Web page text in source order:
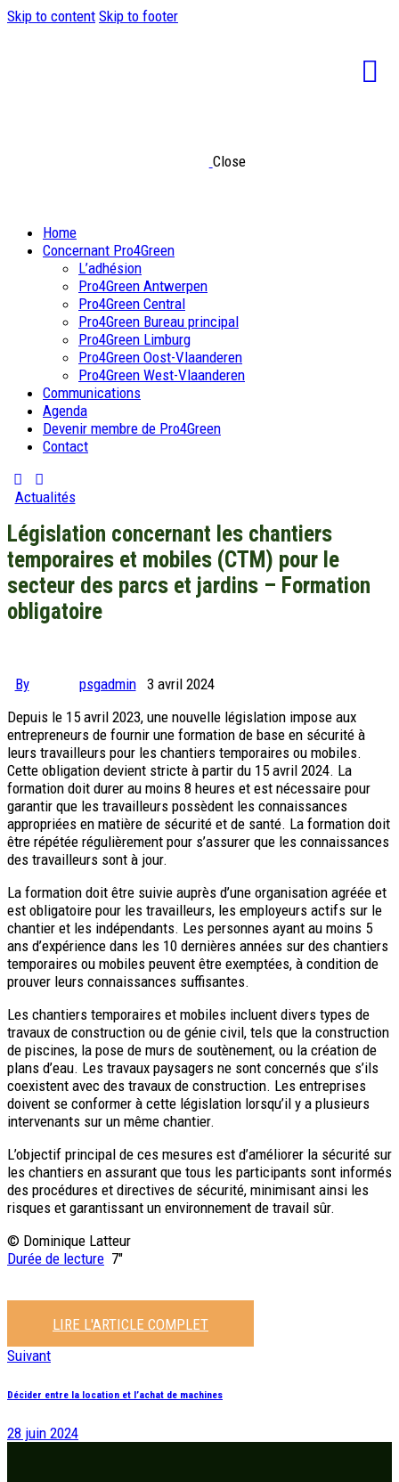
Skip to content Skip to footer
Close
Home
Concernant Pro4Green
L’adhésion
Pro4Green Antwerpen
Pro4Green Central
Pro4Green Bureau principal
Pro4Green Limburg
Pro4Green Oost-Vlaanderen
Pro4Green West-Vlaanderen
Communications
Agenda
Devenir membre de Pro4Green
Contact
Actualités
Législation concernant les chantiers
temporaires et mobiles (CTM) pour le
secteur des parcs et jardins – Formation
obligatoire
By psgadmin
3 avril 2024
Depuis le 15 avril 2023, une nouvelle législation impose aux
entrepreneurs de fournir une formation de base en sécurité à
leurs travailleurs pour les chantiers temporaires ou mobiles.
Cette obligation devient stricte à partir du 15 avril 2024. La
formation doit durer au moins 8 heures et est nécessaire pour
garantir que les travailleurs possèdent les connaissances
appropriées en matière de sécurité et de santé. La formation doit
être répétée régulièrement pour s’assurer que les connaissances
des travailleurs sont à jour.
La formation doit être suivie auprès d’une organisation agréée et
est obligatoire pour les travailleurs, les employeurs actifs sur le
chantier et les indépendants. Les personnes ayant au moins 5
ans d’expérience dans les 10 dernières années sur des chantiers
temporaires ou mobiles peuvent être exemptées, à condition de
prouver leurs connaissances suffisantes.
Les chantiers temporaires et mobiles incluent divers types de
travaux de construction ou de génie civil, tels que la construction
de piscines, la pose de murs de soutènement, ou la création de
plans d’eau. Les travaux paysagers ne sont concernés que s’ils
coexistent avec des travaux de construction. Les entreprises
doivent se conformer à cette législation lorsqu’il y a plusieurs
intervenants sur un même chantier.
L’objectif principal de ces mesures est d’améliorer la sécurité sur
les chantiers en assurant que tous les participants sont informés
des procédures et directives de sécurité, minimisant ainsi les
risques et garantissant un environnement de travail sûr.
© Dominique Latteur
Durée de lecture 7″
LIRE L'ARTICLE COMPLET
Suivant
Décider entre la location et l’achat de machines
28 juin 2024